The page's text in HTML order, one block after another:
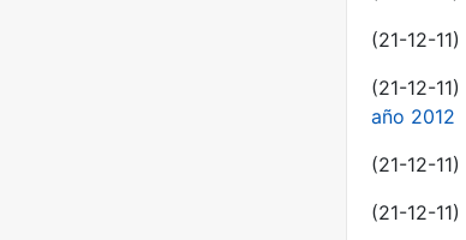
(21-12-11)
(21-12-11)
año 2012
(21-12-11)
(21-12-11)